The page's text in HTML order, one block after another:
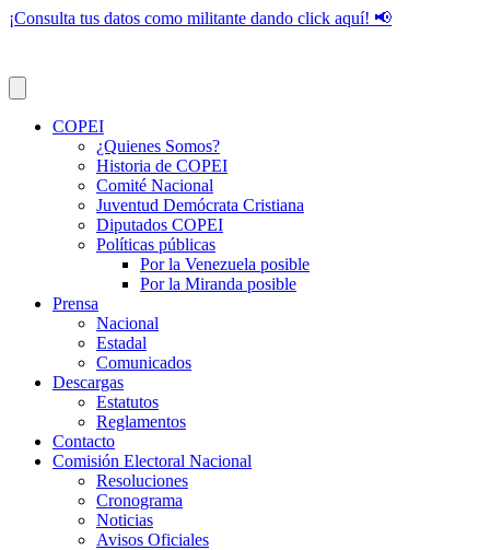
¡Consulta tus datos como militante dando click aquí! 📢
COPEI
¿Quienes Somos?
Historia de COPEI
Comité Nacional
Juventud Demócrata Cristiana
Diputados COPEI
Políticas públicas
Por la Venezuela posible
Por la Miranda posible
Prensa
Nacional
Estadal
Comunicados
Descargas
Estatutos
Reglamentos
Contacto
Comisión Electoral Nacional
Resoluciones
Cronograma
Noticias
Avisos Oficiales